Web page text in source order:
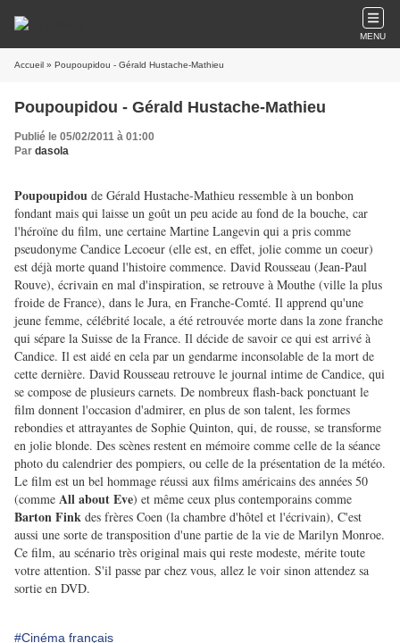
MENU
Accueil » Poupoupidou - Gérald Hustache-Mathieu
Poupoupidou - Gérald Hustache-Mathieu
Publié le 05/02/2011 à 01:00
Par dasola
Poupoupidou de Gérald Hustache-Mathieu ressemble à un bonbon
fondant mais qui laisse un goût un peu acide au fond de la bouche, car
l'héroïne du film, une certaine Martine Langevin qui a pris comme
pseudonyme Candice Lecoeur (elle est, en effet, jolie comme un coeur)
est déjà morte quand l'histoire commence. David Rousseau (Jean-Paul
Rouve), écrivain en mal d'inspiration, se retrouve à Mouthe (ville la plus
froide de France), dans le Jura, en Franche-Comté. Il apprend qu'une
jeune femme, célébrité locale, a été retrouvée morte dans la zone franche
qui sépare la Suisse de la France. Il décide de savoir ce qui est arrivé à
Candice. Il est aidé en cela par un gendarme inconsolable de la mort de
cette dernière. David Rousseau retrouve le journal intime de Candice, qui
se compose de plusieurs carnets. De nombreux flash-back ponctuant le
film donnent l'occasion d'admirer, en plus de son talent, les formes
rebondies et attrayantes de Sophie Quinton, qui, de rousse, se transforme
en jolie blonde. Des scènes restent en mémoire comme celle de la séance
photo du calendrier des pompiers, ou celle de la présentation de la météo.
Le film est un bel hommage réussi aux films américains des années 50
(comme All about Eve) et même ceux plus contemporains comme
Barton Fink des frères Coen (la chambre d'hôtel et l'écrivain), C'est
aussi une sorte de transposition d'une partie de la vie de Marilyn Monroe.
Ce film, au scénario très original mais qui reste modeste, mérite toute
votre attention. S'il passe par chez vous, allez le voir sinon attendez sa
sortie en DVD.
#Cinéma français